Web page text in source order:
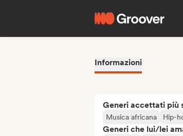
Informazioni
Generi accettati più
Musica africana Hip-
Generi che lui/lei